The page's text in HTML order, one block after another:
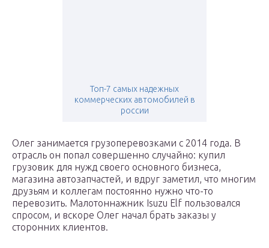
Топ-7 самых надежных
коммерческих автомобилей в
россии
Олег занимается грузоперевозками с 2014 года. В
отрасль он попал совершенно случайно: купил
грузовик для нужд своего основного бизнеса,
магазина автозапчастей, и вдруг заметил, что многим
друзьям и коллегам постоянно нужно что-то
перевозить. Малотоннажник Isuzu Elf пользовался
спросом, и вскоре Олег начал брать заказы у
сторонних клиентов.